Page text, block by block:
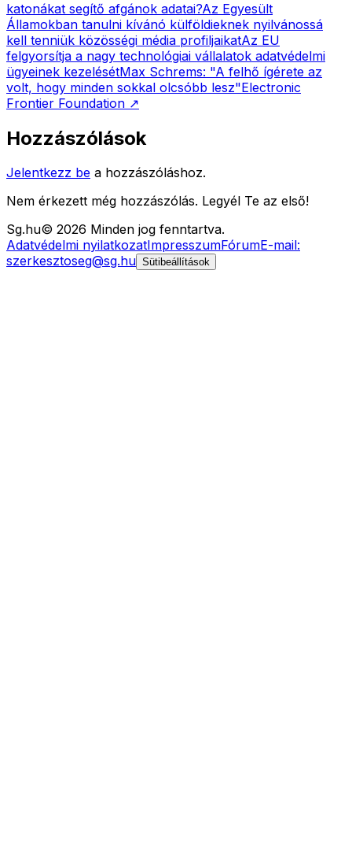
katonákat segítő afgánok adatai?Az Egyesült
Államokban tanulni kívánó külföldieknek nyilvánossá
kell tenniük közösségi média profiljaikatAz EU
felgyorsítja a nagy technológiai vállalatok adatvédelmi
ügyeinek kezelésétMax Schrems: "A felhő ígérete az
volt, hogy minden sokkal olcsóbb lesz"Electronic
Frontier Foundation ↗
Hozzászólások
Jelentkezz be a hozzászóláshoz.
Nem érkezett még hozzászólás. Legyél Te az első!
Sg.hu© 2026 Minden jog fenntartva.
Adatvédelmi nyilatkozatImpresszumFórumE-mail:
szerkesztoseg@sg.hu Sütibeállítások